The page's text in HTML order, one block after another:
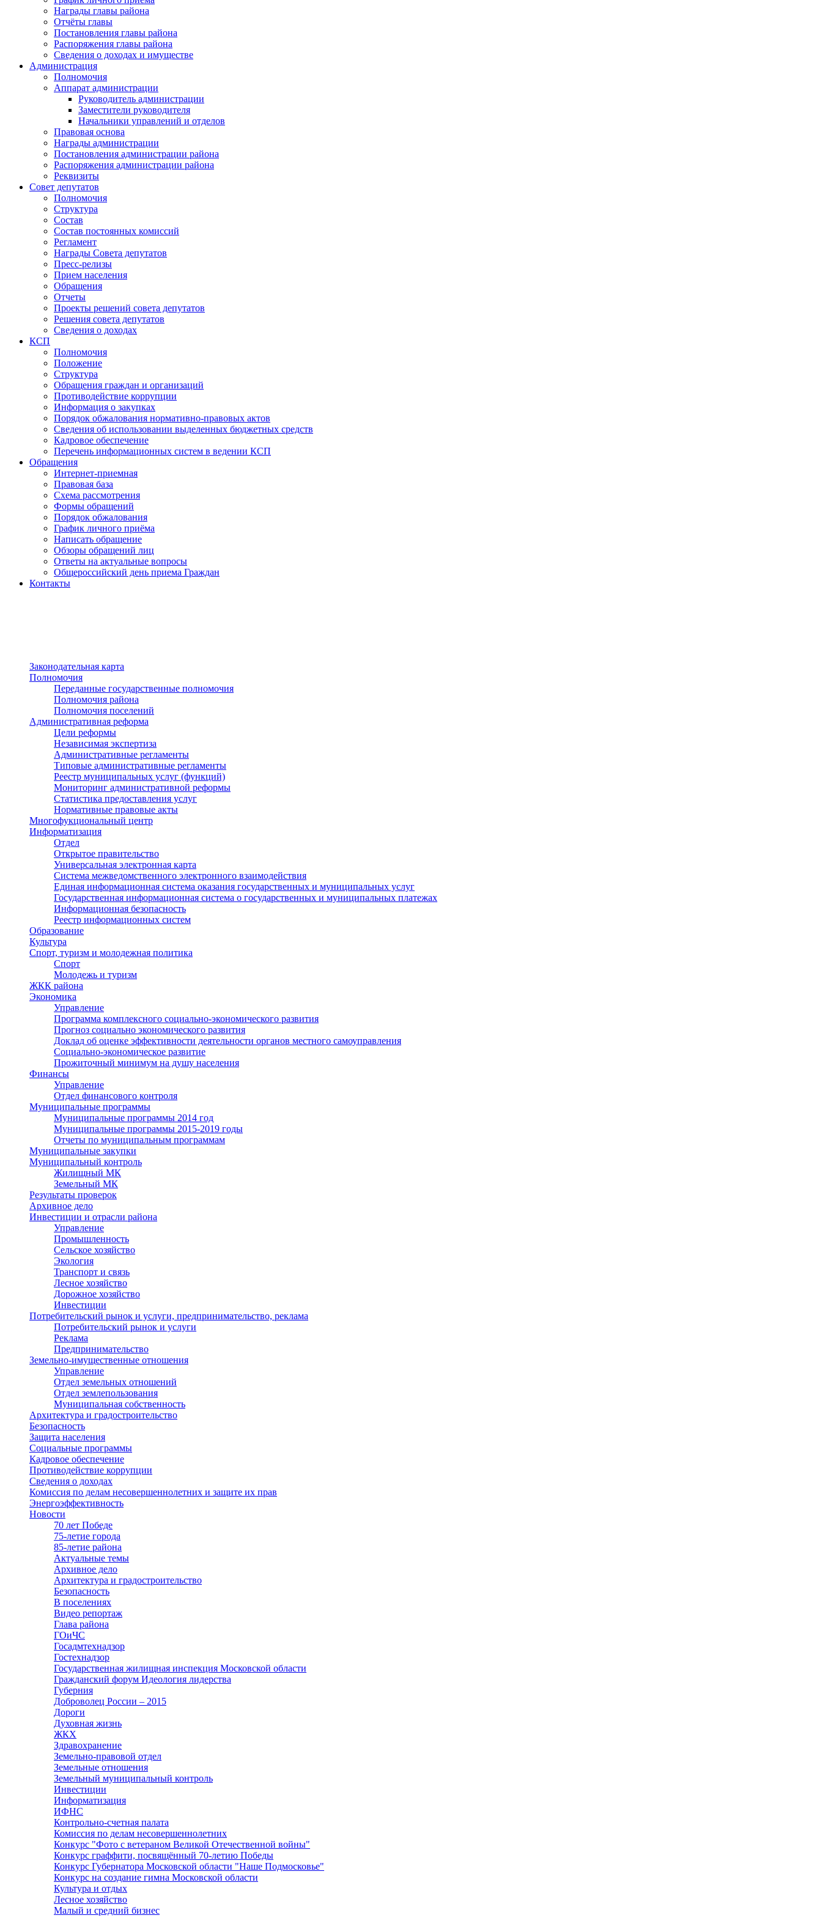
Награды главы района
Отчёты главы
Постановления главы района
Распоряжения главы района
Сведения о доходах и имуществе
Администрация
Полномочия
Аппарат администрации
Руководитель администрации
Заместители руководителя
Начальники управлений и отделов
Правовая основа
Награды администрации
Постановления администрации района
Распоряжения администрации района
Реквизиты
Совет депутатов
Полномочия
Структура
Состав
Состав постоянных комиссий
Регламент
Награды Совета депутатов
Пресс-релизы
Прием населения
Обращения
Отчеты
Проекты решений совета депутатов
Решения совета депутатов
Сведения о доходах
КСП
Полномочия
Положение
Структура
Обращения граждан и организаций
Противодействие коррупции
Информация о закупках
Порядок обжалования нормативно-правовых актов
Сведения об использовании выделенных бюджетных средств
Кадровое обеспечение
Перечень информационных систем в ведении КСП
Обращения
Интернет-приемная
Правовая база
Схема рассмотрения
Формы обращений
Порядок обжалования
График личного приёма
Написать обращение
Обзоры обращений лиц
Ответы на актуальные вопросы
Общероссийский день приема Граждан
Контакты
Законодательная карта
Полномочия
Переданные государственные полномочия
Полномочия района
Полномочия поселений
Административная реформа
Цели реформы
Независимая экспертиза
Административные регламенты
Типовые административные регламенты
Реестр муниципальных услуг (функций)
Мониторинг административной реформы
Статистика предоставления услуг
Нормативные правовые акты
Многофукциональный центр
Информатизация
Отдел
Открытое правительство
Универсальная электронная карта
Система межведомственного электронного взаимодействия
Единая информационная система оказания государственных и муниципальных услуг
Государственная информационная система о государственных и муниципальных платежах
Информационная безопасность
Реестр информационных систем
Образование
Культура
Спорт, туризм и молодежная политика
Спорт
Молодежь и туризм
ЖКК района
Экономика
Управление
Программа комплексного социально-экономического развития
Прогноз социально экономического развития
Доклад об оценке эффективности деятельности органов местного самоуправления
Социально-экономическое развитие
Прожиточный минимум на душу населения
Финансы
Управление
Отдел финансового контроля
Муниципальные программы
Муниципальные программы 2014 год
Муниципальные программы 2015-2019 годы
Отчеты по муниципальным программам
Муниципальные закупки
Муниципальный контроль
Жилищный МК
Земельный МК
Результаты проверок
Архивное дело
Инвестиции и отрасли района
Управление
Промышленность
Сельское хозяйство
Экология
Транспорт и связь
Лесное хозяйство
Дорожное хозяйство
Инвестиции
Потребительский рынок и услуги, предпринимательство, реклама
Потребительский рынок и услуги
Реклама
Предпринимательство
Земельно-имущественные отношения
Управление
Отдел земельных отношений
Отдел землепользования
Муниципальная собственность
Архитектура и градостроительство
Безопасность
Защита населения
Социальные программы
Кадровое обеспечение
Противодействие коррупции
Сведения о доходах
Комиссия по делам несовершеннолетних и защите их прав
Энергоэффективность
Новости
70 лет Победе
75-летие города
85-летие района
Актуальные темы
Архивное дело
Архитектура и градостроительство
Безопасность
В поселениях
Видео репортаж
Глава района
ГОиЧС
Госадмтехнадзор
Гостехнадзор
Государственная жилищная инспекция Московской области
Гражданский форум Идеология лидерства
Губерния
Доброволец России – 2015
Дороги
Духовная жизнь
ЖКХ
Здравохранение
Земельно-правовой отдел
Земельные отношения
Земельный муниципальный контроль
Инвестиции
Информатизация
ИФНС
Контрольно-счетная палата
Комиссия по делам несовершеннолетних
Конкурс "Фото с ветераном Великой Отечественной войны"
Конкурс граффити, посвящённый 70-летию Победы
Конкурс Губернатора Московской области "Наше Подмосковье"
Конкурс на создание гимна Московской области
Культура и отдых
Лесное хозяйство
Малый и средний бизнес